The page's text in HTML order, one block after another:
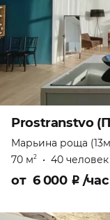
Prostranstvo
Марьина роща
70 м2 • 40 человек
от 6 000 ₽ /час